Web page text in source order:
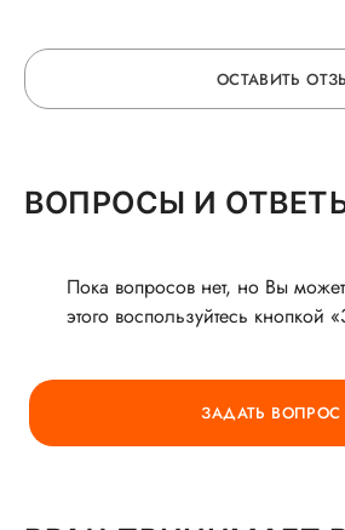
ОСТАВИТЬ
ГОРЯЧАЯ ЛИНИЯ КАЧЕСТВА
ВОПРОСЫ И
Пока вопросов нет, но Вы
этого воспользуйтесь кнопкой
ЗАДАТЬ ВОПРОС